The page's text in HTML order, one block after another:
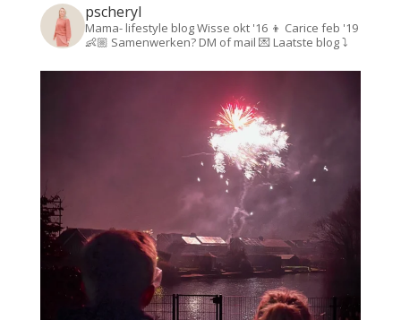
pscheryl
Mama- lifestyle blogWisse okt '16 👦 Carice feb '19
👶🏼 Samenwerken? DM of mail 💌Laatste blog ⤵️